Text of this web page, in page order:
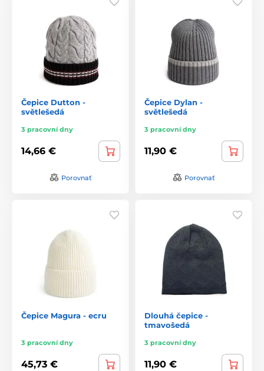
Čepice Dutton -
světlešedá
3 pracovní dny
14,66 €
Porovnať
Čepice Dylan -
světlešedá
3 pracovní dny
11,90 €
Porovnať
Čepice Magura - ecru
3 pracovní dny
45,73 €
Dlouhá čepice -
tmavošedá
3 pracovní dny
11,90 €